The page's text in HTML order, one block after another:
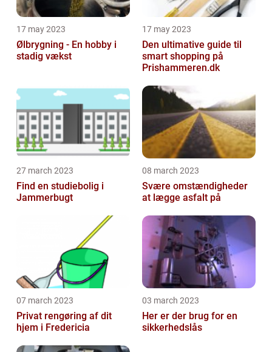
17 may 2023
Ølbrygning - En hobby i
stadig vækst
17 may 2023
Den ultimative guide til
smart shopping på
Prishammeren.dk
27 march 2023
Find en studiebolig i
Jammerbugt
08 march 2023
Svære omstændigheder
at lægge asfalt på
07 march 2023
Privat rengøring af dit
hjem i Fredericia
03 march 2023
Her er der brug for en
sikkerhedslås